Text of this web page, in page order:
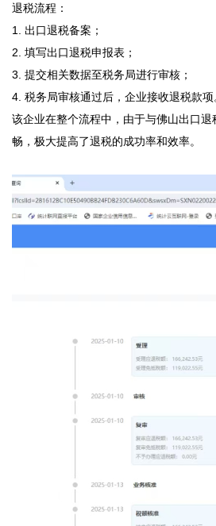
退税流程：
1. 出口退税备案；
2. 填写出口退税申报表；
3. 提交相关数据至税务局进行审核；
4. 税务局审核通过后，企业接收退税款项
该企业在整个流程中，由于与佛山出口
畅，极大提高了退税的成功率和效率。